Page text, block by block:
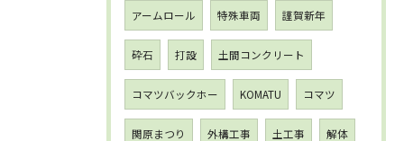
アームロール 特殊車両 謹賀新年
砕石 打設 土間コンクリート
コマツバックホー KOMATU コマツ
関原まつり 外構工事 土工事 解体